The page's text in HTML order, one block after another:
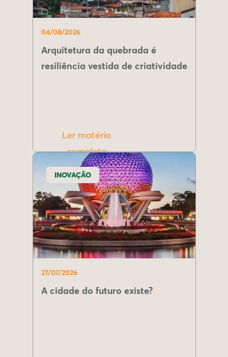
04/08/2026
Arquitetura da quebrada é
resiliência vestida de criatividade
Ler matéria
completa
INOVAÇÃO
27/07/2026
A cidade do futuro existe?